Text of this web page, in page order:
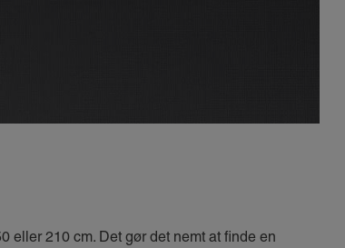
eller 210 cm. Det gør det nemt at finde en